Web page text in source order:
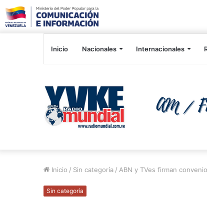
Inicio Nacionales Internacionales
Inicio / Sin categoría / ABN y TVes firman convenio
Sin categoría